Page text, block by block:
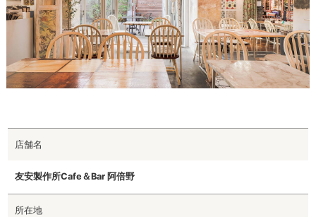
店舗名
友安製作所Cafe＆Bar 阿倍野
所在地